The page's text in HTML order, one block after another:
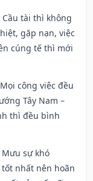
Cầu tài thì không
gặp nạn, việc
cúng tế thì mới
Mọi công việc đều
Tây Nam –
thì đều bình
Mưu sự khó
nhất nên hoãn